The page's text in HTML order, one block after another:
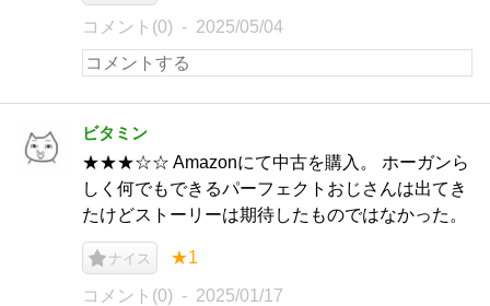
コメント(0) 2025/05/04
ビタミン
★★★☆☆ Amazonにて中古を購入。 ホーガンら
しく何でもできるパーフェクトおじさんは出てき
たけどストーリーは期待したものではなかった。
ナイス ★1
コメント(0) 2025/01/17